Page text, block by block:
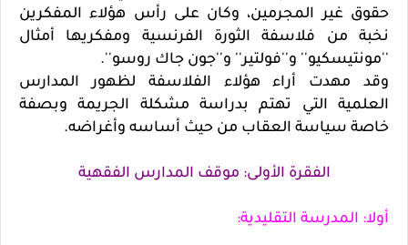
حقوق غير المجرمين، وكان على رأس هؤلاء المفكرين
نخبة من فلاسفة الثورة الفرنسية ومفكريها أمثال
''مونتيسكيو'' و''فولتير'' و''جون جاك روسو''.
وقد مهدت أراء هؤلاء الفلاسفة لظهور المدارس
العلمية التي تهتم بدراسة مشكلة الجريمة وبصفة
خاصة سياسة العقاب من حيث أساسه وأغراضه.
الفقرة الأولى: موقف المدارس الفقهية
أولا: المدرسة التقليدية: